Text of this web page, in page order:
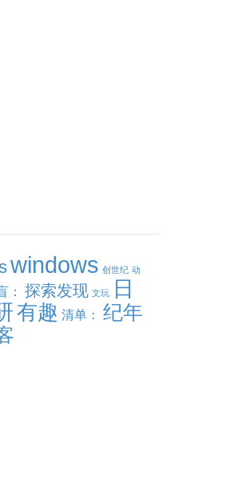
windows 创世纪 动
： 探索发现 文玩
日
有趣 清单：
纪年